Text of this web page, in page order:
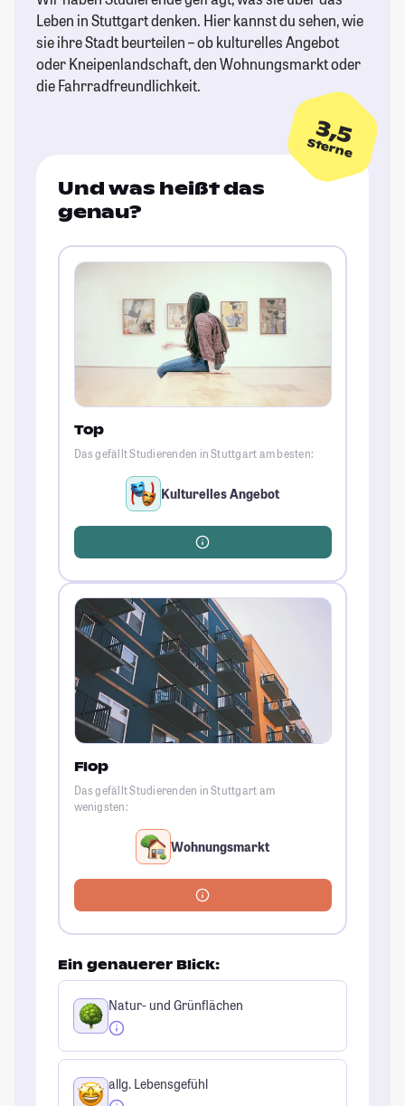
Leben in Stuttgart denken. Hier kannst du sehen, wie
sie ihre Stadt beurteilen – ob kulturelles Angebot
oder Kneipenlandschaft, den Wohnungsmarkt oder
die Fahrradfreundlichkeit.
3,5
Sterne
Und was heißt das
genau?
Top
Das gefällt Studierenden in Stuttgart am besten:
Kulturelles Angebot
Flop
Das gefällt Studierenden in Stuttgart am
wenigsten:
Wohnungsmarkt
Ein genauerer Blick:
Natur- und Grünflächen
allg. Lebensgefühl